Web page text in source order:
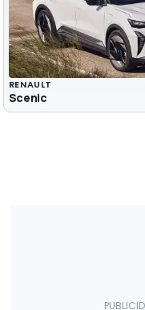
RENAULT
Scenic